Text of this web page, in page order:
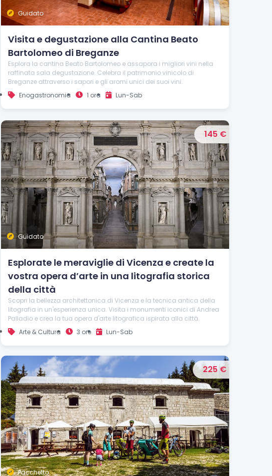
Guidato
Visita e degustazione alla Cantina Beato
Bartolomeo di Breganze
Esplora la cantina Beato Bartolomeo e assapora i migliori vini nella
raffinata sala degustazione. Celebra il patrimonio vinicolo di
Breganze attraverso i sapori e gli aromi unici dei suoi vini.
Enogastronomia
1 ora Lun-Sab
145 €
Guidato
Esplorate le meraviglie di Vicenza e create la
vostra opera d’arte in una litografia storica
della città
Scopri la bellezza architettonica di Vicenza e la tecnica antica della
litografia in un'esperienza unica. Visita i monumenti iconici di Andrea
Palladio e crea la tua opera d'arte litografica ispirata alla città.
Arte & Cultura
3 ore Lun-Sab
225 €
Pacchetto